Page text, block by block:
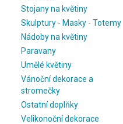
Stojany na květiny
Skulptury - Masky - Totemy
Nádoby na květiny
Paravany
Umělé květiny
Vánoční dekorace a
stromečky
Ostatní doplňky
Velikonoční dekorace